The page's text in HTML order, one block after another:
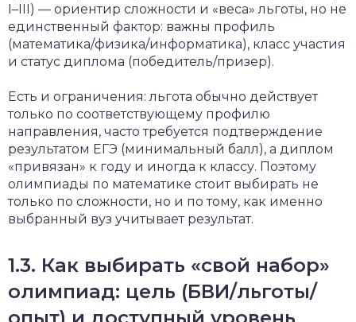
I–III) — ориентир сложности и «веса» льготы, но не
единственный фактор: важны профиль
(математика/физика/информатика), класс участия
и статус диплома (победитель/призер).
Есть и ограничения: льгота обычно действует
только по соответствующему профилю
направления, часто требуется подтверждение
результатом ЕГЭ (минимальный балл), а диплом
«привязан» к году и иногда к классу. Поэтому
олимпиады по математике стоит выбирать не
только по сложности, но и по тому, как именно
выбранный вуз учитывает результат.
1.3. Как выбирать «свой набор»
олимпиад: цель (БВИ/льготы/